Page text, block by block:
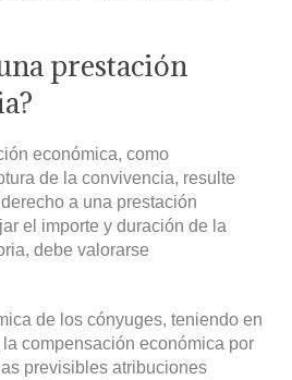
prestación
económica, como
de la convivencia, resulte
a una prestación
el importe y duración de la
debe valorarse
de los cónyuges, teniendo en
compensación económica por
previsibles atribuciones